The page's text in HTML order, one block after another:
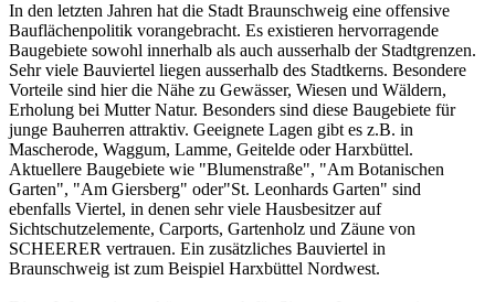
In den letzten Jahren hat die Stadt Braunschweig eine offensive
Bauflächenpolitik vorangebracht. Es existieren hervorragende
Baugebiete sowohl innerhalb als auch ausserhalb der Stadtgrenzen.
Sehr viele Bauviertel liegen ausserhalb des Stadtkerns. Besondere
Vorteile sind hier die Nähe zu Gewässer, Wiesen und Wäldern,
Erholung bei Mutter Natur. Besonders sind diese Baugebiete für
junge Bauherren attraktiv. Geeignete Lagen gibt es z.B. in
Mascherode, Waggum, Lamme, Geitelde oder Harxbüttel.
Aktuellere Baugebiete wie "Blumenstraße", "Am Botanischen
Garten", "Am Giersberg" oder"St. Leonhards Garten" sind
ebenfalls Viertel, in denen sehr viele Hausbesitzer auf
Sichtschutzelemente, Carports, Gartenholz und Zäune von
SCHEERER vertrauen. Ein zusätzliches Bauviertel in
Braunschweig ist zum Beispiel Harxbüttel Nordwest.